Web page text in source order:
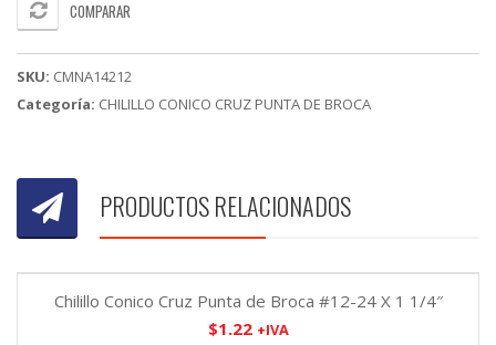
cantidad
COMPARAR
SKU: CMNA14212
Categoría: CHILILLO CONICO CRUZ PUNTA DE BROCA
PRODUCTOS RELACIONADOS
Chilillo Conico Cruz Punta de Broca #12-24 X 1 1/4″
$1.22 +IVA